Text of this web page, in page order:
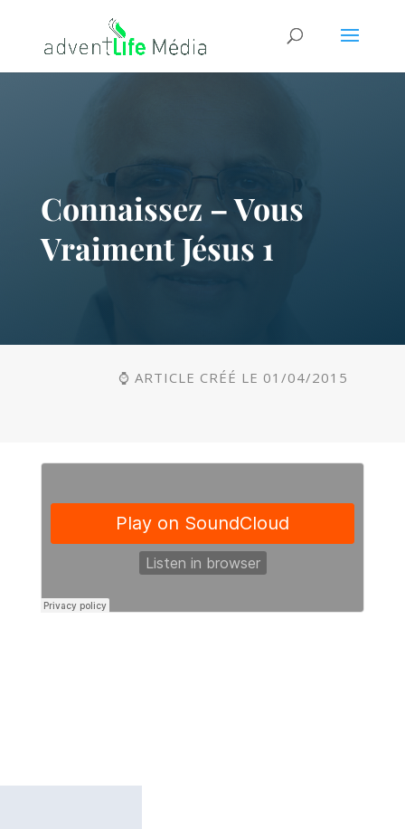
Connaissez – Vous
Vraiment Jésus 1
⌚ ARTICLE CRÉÉ LE 01/04/2015